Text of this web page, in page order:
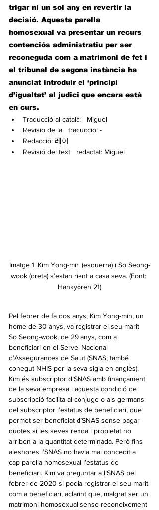
trigar ni un sol any en revertir la
decisió. Aquesta parella
homosexual va presentar un recurs
contenciós administratiu per ser
reconeguda com a matrimoni de fet i
el tribunal de segona instància ha
anunciat introduir el ‘principi
d’igualtat’ al judici que encara està
en curs.
Traducció al català:   Miguel
Revisió de la   traducció: -
Redacció: 레이
Revisió del text   redactat: Miguel
Imatge 1. Kim Yong-min (esquerra) i So Seong-
wook (dreta) s’estan rient a casa seva. (Font:
Hankyoreh 21)
Pel febrer de fa dos anys, Kim Yong-min, un
home de 30 anys, va registrar el seu marit
So Seong-wook, de 29 anys, com a
beneficiari en el Servei Nacional
d’Assegurances de Salut (SNAS; també
conegut NHIS per la seva sigla en anglès).
Kim és subscriptor d’SNAS amb finançament
de la seva empresa i aquesta condició de
subscripció facilita al cònjuge o als germans
del subscriptor l’estatus de beneficiari, que
permet ser beneficiat d’SNAS sense pagar
quotes si les seves renda i propietat no
arriben a la quantitat determinada. Però fins
aleshores l’SNAS no havia mai concedit a
cap parella homosexual l’estatus de
beneficiari. Kim va preguntar a l’SNAS pel
febrer de 2020 si podia registrar el seu marit
com a beneficiari, aclarint que, malgrat ser un
matrimoni homosexual sense reconeixement